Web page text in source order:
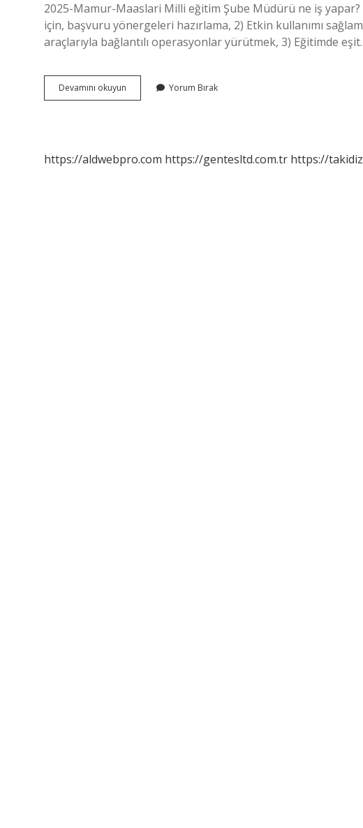
2025-Mamur-Maaslari Milli eğitim Şube Müdürü ne iş yapar?
için, başvuru yönergeleri hazırlama, 2) Etkin kullanımı
araçlarıyla bağlantılı operasyonlar yürütmek, 3) Eğitimde
Devamını okuyun
Eğitim
Maaş
Yorum Bırak
https://aldwebpro.com https://gentesltd.com.tr https://